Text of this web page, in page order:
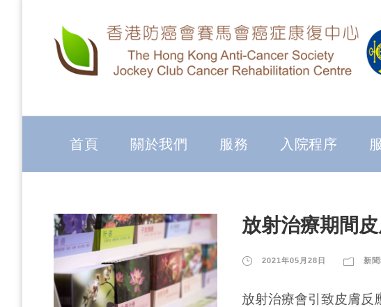
首頁 關於我們 服務 入院程序
放射治療期間
2021年05月28日 新
放射治療會引致皮膚反